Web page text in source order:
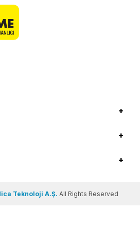
+
+
+
Teknoloji A.Ş. All Rights Reserved